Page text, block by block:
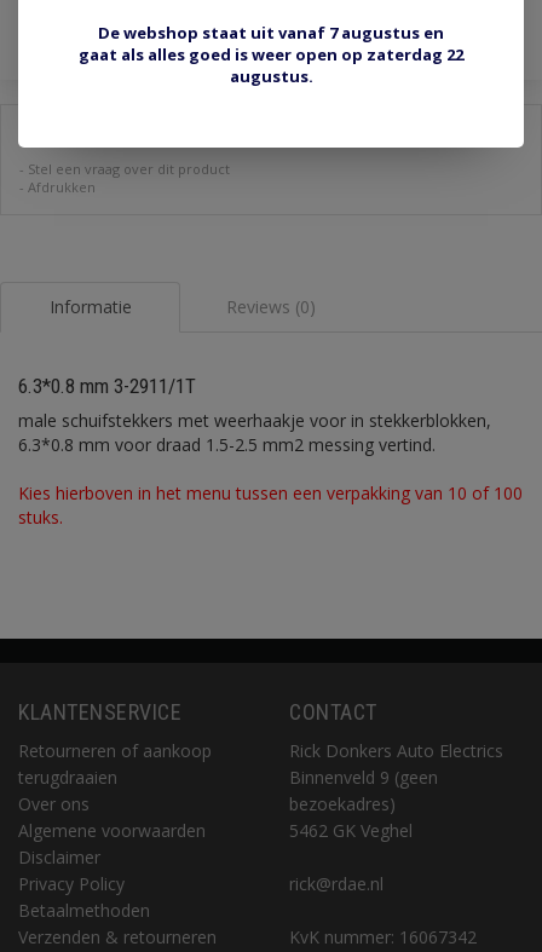
- Stel een vraag over dit product
- Afdrukken
Informatie Reviews (0)
6.3*0.8 mm 3-2911/1T
male schuifstekkers met weerhaakje voor in stekkerblokken,
6.3*0.8 mm voor draad 1.5-2.5 mm2 messing vertind.
Kies hierboven in het menu tussen een verpakking van 10 of 100
stuks.
KLANTENSERVICE
Retourneren of aankoop
terugdraaien
Over ons
Algemene voorwaarden
Disclaimer
Privacy Policy
Betaalmethoden
Verzenden & retourneren
CONTACT
Rick Donkers Auto Electrics
Binnenveld 9 (geen
bezoekadres)
5462 GK Veghel
rick@rdae.nl
KvK nummer: 16067342
De webshop staat uit vanaf 7 augustus en
gaat als alles goed is weer open op zaterdag 22
augustus.